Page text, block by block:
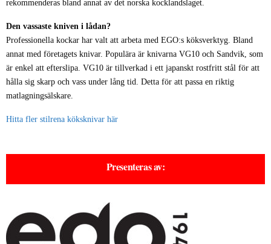
rekommenderas bland annat av det norska kocklandslaget.
Den vassaste kniven i lådan?
Professionella kockar har valt att arbeta med EGO:s köksverktyg. Bland
annat med företagets knivar. Populära är knivarna VG10 och Sandvik, som
är enkel att efterslipa. VG10 är tillverkad i ett japanskt rostfritt stål för att
hålla sig skarp och vass under lång tid. Detta för att passa en riktig
matlagningsälskare.
Hitta fler stilrena köksknivar här
Presenteras av: